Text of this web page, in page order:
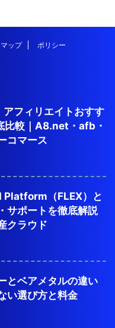
ップ ポリシー
アフィリエイトおすす
比較｜A8.net・afb・
コマース
Platform（FLEX）と
サポートを徹底解説
クラウド
とベアメタルの違い
い選び方と料金